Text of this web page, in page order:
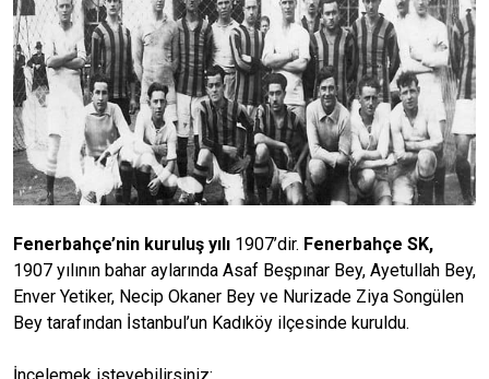
Fenerbahçe’nin kuruluş yılı 1907’dir. Fenerbahçe SK,
1907 yılının bahar aylarında Asaf Beşpınar Bey, Ayetullah Bey,
Enver Yetiker, Necip Okaner Bey ve Nurizade Ziya Songülen
Bey tarafından İstanbul’un Kadıköy ilçesinde kuruldu.